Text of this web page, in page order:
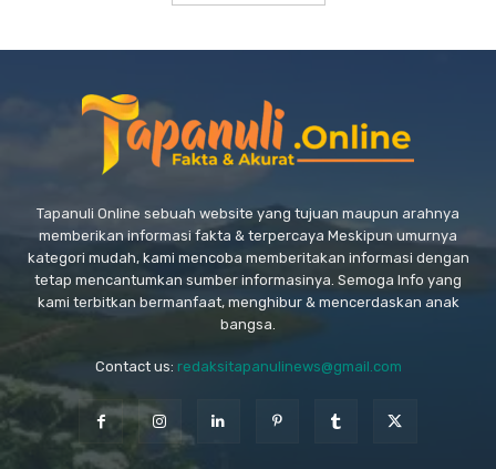
Tapanuli Online sebuah website yang tujuan maupun arahnya
memberikan informasi fakta & terpercaya Meskipun umurnya
kategori mudah, kami mencoba memberitakan informasi dengan
tetap mencantumkan sumber informasinya. Semoga Info yang
kami terbitkan bermanfaat, menghibur & mencerdaskan anak
bangsa.
Contact us: redaksitapanulinews@gmail.com